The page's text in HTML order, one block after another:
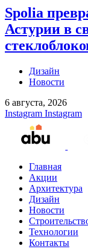
Spolia
Астурии в
Дизайн
Новости
6 августа, 2026
Instagram Instagram
Главная
Акции
Архитектура
Дизайн
Новости
Технологии
Контакты